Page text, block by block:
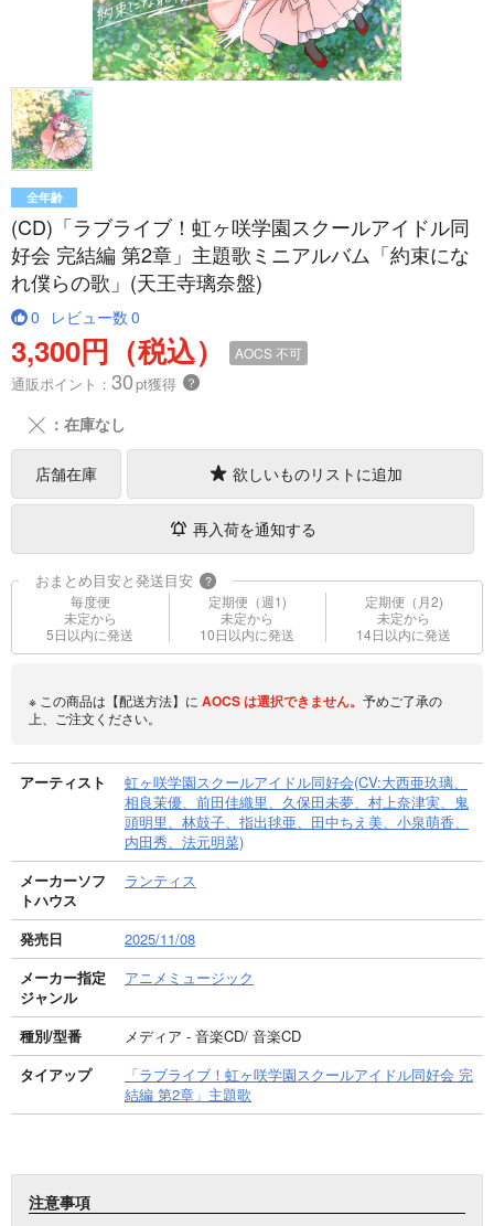
全年齢
(CD)「ラブライブ！虹ヶ咲学園スクールアイドル同
好会 完結編 第2章」主題歌ミニアルバム「約束にな
れ僕らの歌」(天王寺璃奈盤)
0 レビュー数 0
3,300円（税込） AOCS不可
通販ポイント： 30pt獲得 ？
╳ ：在庫なし
店舗在庫 欲しいものリストに追加
再入荷を通知する
おまとめ目安と発送目安 ?
毎度便
未定から
5日以内に発送
定期便（週1)
未定から
10日以内に発送
定期便（月2)
未定から
14日以内に発送
※ この商品は【配送方法】に AOCSは選択できません。 予めご了承の
上、ご注文ください。
アーティスト
虹ヶ咲学園スクールアイドル同好会(CV:大西亜玖璃、
相良茉優、前田佳織里、久保田未夢、村上奈津実、鬼
頭明里、林鼓子、指出毬亜、田中ちえ美、小泉萌香、
内田秀、法元明菜)
メーカーソフ
トハウス
ランティス
発売日
2025/11/08
メーカー指定
ジャンル
アニメミュージック
種別/型番
メディア - 音楽CD/ 音楽CD
タイアップ
「ラブライブ！虹ヶ咲学園スクールアイドル同好会 完
結編 第2章」主題歌
注意事項